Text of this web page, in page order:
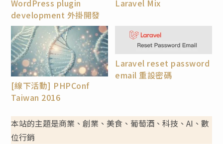
WordPress plugin
development 外掛開發
Laravel Mix
[線下活動] PHPConf
Taiwan 2016
Laravel reset password
email 重設密碼
本站的主題是商業、創業、美食、葡萄酒、科技、AI、數
位行銷